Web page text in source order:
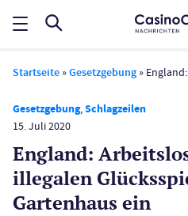
Startseite »Gesetzgebung » England:
Gesetzgebung,Schlagzeilen
15. Juli 2020
England:
illegalen
Gartenhaus ein